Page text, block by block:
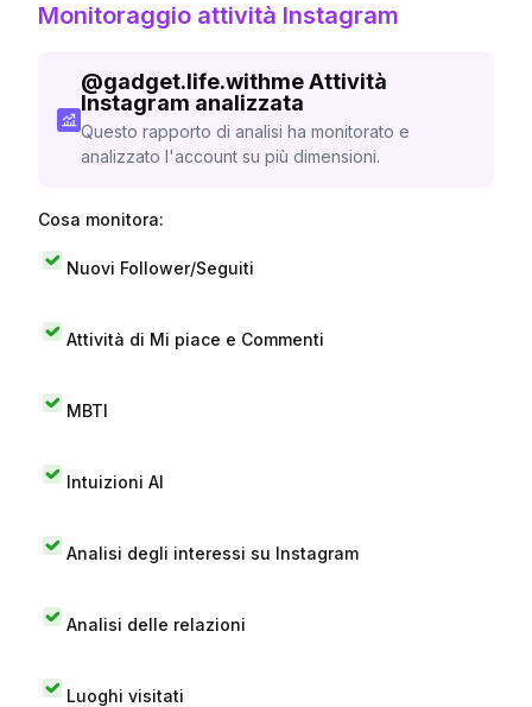
Monitoraggio attività Instagram
@gadget.life.withmeAttività
Instagram analizzata
Questo rapporto di analisi ha monitorato e
analizzato l'account su più dimensioni.
Cosa monitora:
Nuovi Follower/Seguiti
Attività di Mi piace e Commenti
MBTI
Intuizioni AI
Analisi degli interessi su Instagram
Analisi delle relazioni
Luoghi visitati